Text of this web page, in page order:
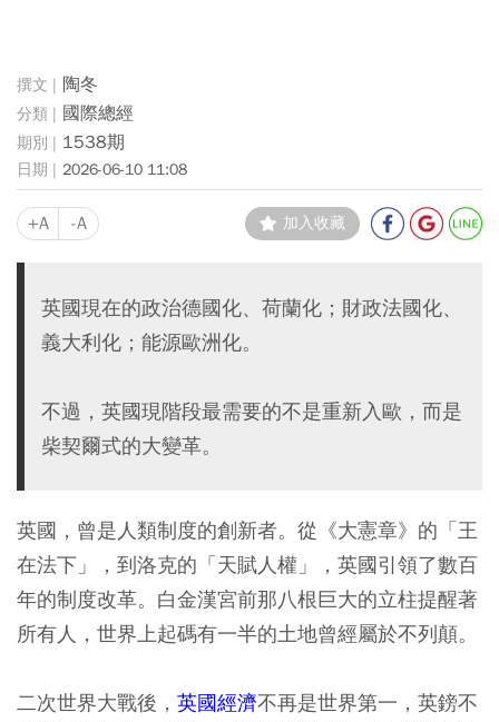
陶冬
國際總經
1538期
2026-06-10 11:08
+A -A 加入收藏
英國現在的政治德國化、荷蘭化；財政法國化、
義大利化；能源歐洲化。
不過，英國現階段最需要的不是重新入歐，而是
柴契爾式的大變革。
英國，曾是人類制度的創新者。從《大憲章》的「王
在法下」，到洛克的「天賦人權」，英國引領了數百
年的制度改革。白金漢宮前那八根巨大的立柱提醒著
所有人，世界上起碼有一半的土地曾經屬於不列顛。
二次世界大戰後， 英國經濟不再是世界第一，英鎊不